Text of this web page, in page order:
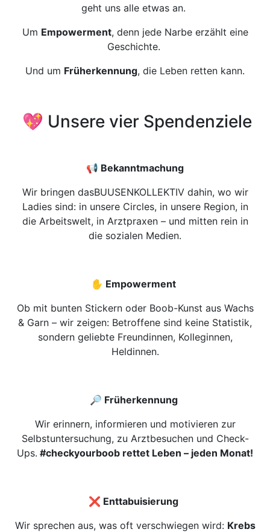
geht uns alle etwas an.
Um Empowerment, denn jede Narbe erzählt eine
Geschichte.
Und um Früherkennung, die Leben retten kann.
💖 Unsere vier Spendenziele
📢 Bekanntmachung
Wir bringen dasBUUSENKOLLEKTIV dahin, wo wir
Ladies sind: in unsere Circles, in unsere Region, in
die Arbeitswelt, in Arztpraxen – und mitten rein in
die sozialen Medien.
✋ Empowerment
Ob mit bunten Stickern oder Boob-Kunst aus Wachs
& Garn – wir zeigen: Betroffene sind keine Statistik,
sondern geliebte Freundinnen, Kolleginnen,
Heldinnen.
🔎 Früherkennung
Wir erinnern, informieren und motivieren zur
Selbstuntersuchung, zu Arztbesuchen und Check-
Ups. #checkyourboob rettet Leben – jeden Monat!
❌ Enttabuisierung
Wir sprechen aus, was oft verschwiegen wird: Krebs